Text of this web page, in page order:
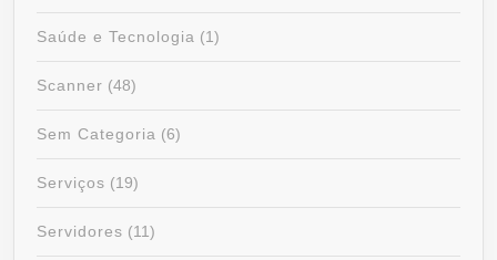
Saúde e Tecnologia (1)
Scanner (48)
Sem Categoria (6)
Serviços (19)
Servidores (11)